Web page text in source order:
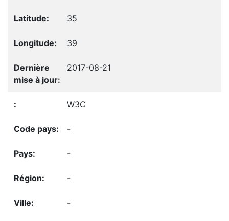
35
39
2017-08-21
W3C
-
-
-
-